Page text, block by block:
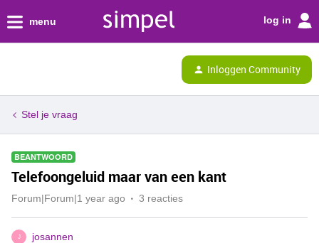
menu log in
Inloggen Community
Stel je vraag
BEANTWOORD
Telefoongeluid maar van een kant
Forum|Forum|1 year ago 3 reacties
J josannen